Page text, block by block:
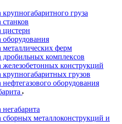
крупногабаритного груза
станков
цистерн
оборудования
металлических ферм
дробильных комплексов
железобетонных конструкций
крупногабаритных грузов
нефтегазового оборудования
сборных металлоконструкций и